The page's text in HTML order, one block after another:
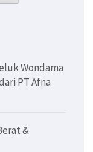
Wondama
PT Afna
&